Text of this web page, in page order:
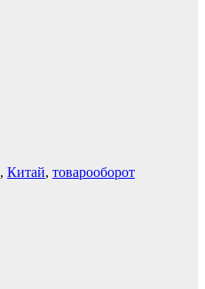
, Китай, товарооборот